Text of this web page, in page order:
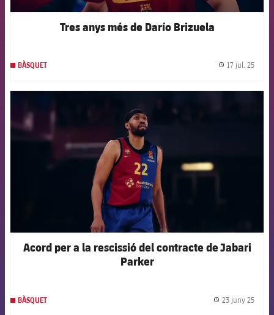
Tres anys més de Darío Brizuela
BÀSQUET 17 jul. 25
Acord per a la rescissió del contracte de Jabari
Parker
BÀSQUET 23 juny 25